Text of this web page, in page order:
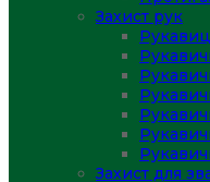
Захист рук
Захист для